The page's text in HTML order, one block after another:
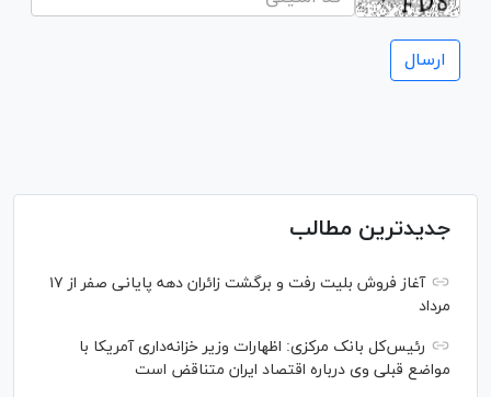
جدیدترین مطالب
آغاز فروش بلیت رفت و برگشت زائران دهه پایانی صفر از ۱۷
مرداد
رئیس‌کل بانک مرکزی: اظهارات وزیر خزانه‌داری آمریکا با
مواضع قبلی وی درباره اقتصاد ایران متناقض است